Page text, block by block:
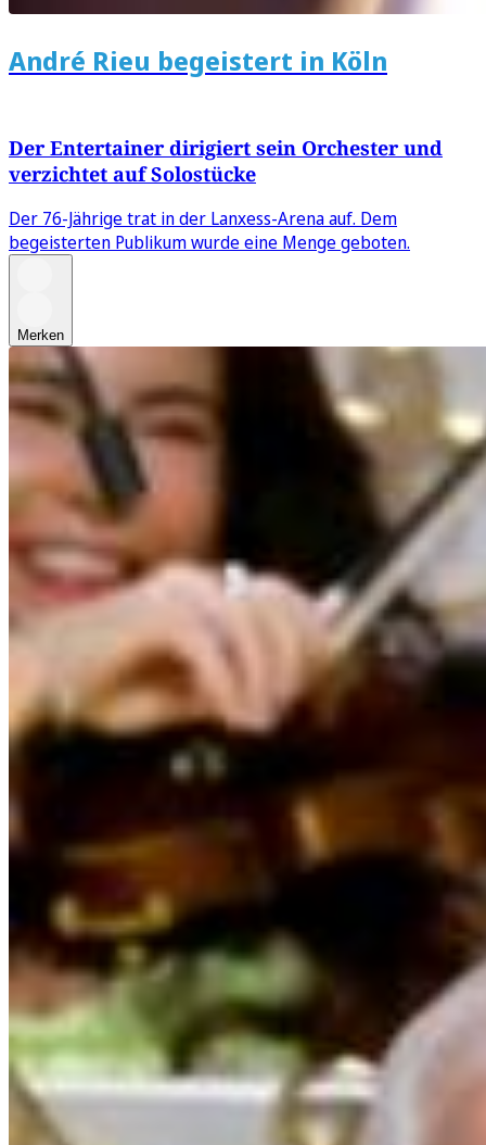
André Rieu begeistert in Köln
Der Entertainer dirigiert sein Orchester und
verzichtet auf Solostücke
Der 76-Jährige trat in der Lanxess-Arena auf. Dem
begeisterten Publikum wurde eine Menge geboten.
Merken